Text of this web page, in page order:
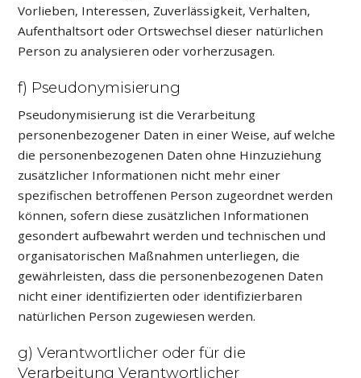
Vorlieben, Interessen, Zuverlässigkeit, Verhalten,
Aufenthaltsort oder Ortswechsel dieser natürlichen
Person zu analysieren oder vorherzusagen.
f) Pseudonymisierung
Pseudonymisierung ist die Verarbeitung
personenbezogener Daten in einer Weise, auf welche
die personenbezogenen Daten ohne Hinzuziehung
zusätzlicher Informationen nicht mehr einer
spezifischen betroffenen Person zugeordnet werden
können, sofern diese zusätzlichen Informationen
gesondert aufbewahrt werden und technischen und
organisatorischen Maßnahmen unterliegen, die
gewährleisten, dass die personenbezogenen Daten
nicht einer identifizierten oder identifizierbaren
natürlichen Person zugewiesen werden.
g) Verantwortlicher oder für die
Verarbeitung Verantwortlicher